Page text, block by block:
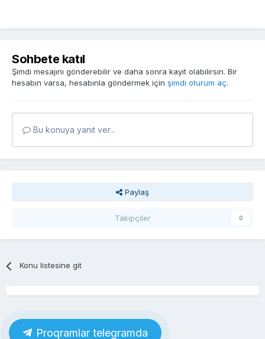
Sohbete katıl
Şimdi mesajını gönderebilir ve daha sonra kayıt olabilirsin. Bir
hesabın varsa, hesabınla göndermek için şimdi oturum aç.
Bu konuya yanıt ver...
Paylaş
Takipçiler 0
Konu listesine git
Proqramlar telegramda